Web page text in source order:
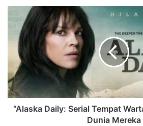
“Alaska Daily: Serial Tempat
Dunia Mereka